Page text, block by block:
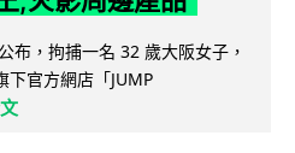
布，拘捕一名 32 歲大阪女子，
下官方網店「JUMP